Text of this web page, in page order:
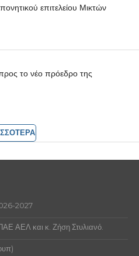
επιτελείου Μικτών
το νέο πρόεδρο της
2027
ΑΕΛ και κ. Ζήση Στυλιανό.